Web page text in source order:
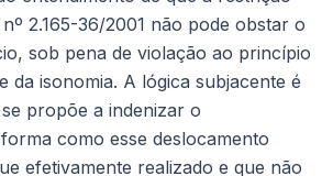
2.165-36/2001 não pode obstar o
sob pena de violação ao princípio
da isonomia. A lógica subjacente é
propõe a indenizar o
como esse deslocamento
efetivamente realizado e que não